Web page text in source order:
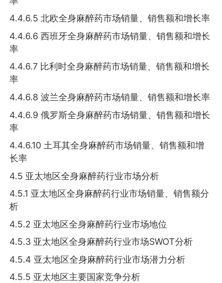
4.4.6.5 北欧全身麻醉药市场销量、销售额和增长率
4.4.6.6 西班牙全身麻醉药市场销量、销售额和增长
率
4.4.6.7 比利时全身麻醉药市场销量、销售额和增长
率
4.4.6.8 波兰全身麻醉药市场销量、销售额和增长率
4.4.6.9 俄罗斯全身麻醉药市场销量、销售额和增长
率
4.4.6.10 土耳其全身麻醉药市场销量、销售额和增
长率
4.5 亚太地区全身麻醉药行业市场分析
4.5.1 亚太地区全身麻醉药行业市场销量、销售额分
析
4.5.2 亚太地区全身麻醉药行业市场地位
4.5.3 亚太地区全身麻醉药行业市场SWOT分析
4.5.4 亚太地区全身麻醉药行业市场潜力分析
4.5.5 亚太地区主要国家竞争分析